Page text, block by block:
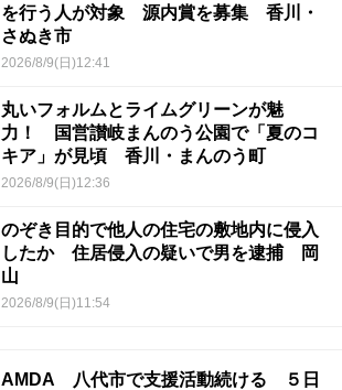
を行う人が対象 源内賞を募集 香川・
さぬき市
2026/8/9(日)12:41
丸いフォルムとライムグリーンが魅
力！ 国営讃岐まんのう公園で「夏のコ
キア」が見頃 香川・まんのう町
2026/8/9(日)12:36
のぞき目的で他人の住宅の敷地内に侵入
したか 住居侵入の疑いで男を逮捕 岡
山
2026/8/9(日)11:54
AMDA 八代市で支援活動続ける ５日